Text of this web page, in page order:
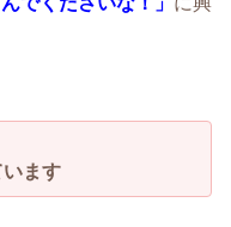
ます